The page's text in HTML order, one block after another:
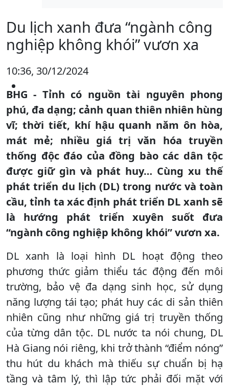
Du lịch xanh đưa “ngành công
nghiệp không khói” vươn xa
10:36, 30/12/2024
BHG - Tỉnh có nguồn tài nguyên phong
phú, đa dạng; cảnh quan thiên nhiên hùng
vĩ; thời tiết, khí hậu quanh năm ôn hòa,
mát mẻ; nhiều giá trị văn hóa truyền
thống độc đáo của đồng bào các dân tộc
được giữ gìn và phát huy… Cùng xu thế
phát triển du lịch (DL) trong nước và toàn
cầu, tỉnh ta xác định phát triển DL xanh sẽ
là hướng phát triển xuyên suốt đưa
“ngành công nghiệp không khói” vươn xa.
DL xanh là loại hình DL hoạt động theo
phương thức giảm thiểu tác động đến môi
trường, bảo vệ đa dạng sinh học, sử dụng
năng lượng tái tạo; phát huy các di sản thiên
nhiên cũng như những giá trị truyền thống
của từng dân tộc. DL nước ta nói chung, DL
Hà Giang nói riêng, khi trở thành “điểm nóng”
thu hút du khách mà thiếu sự chuẩn bị hạ
tầng và tâm lý, thì lập tức phải đối mặt với